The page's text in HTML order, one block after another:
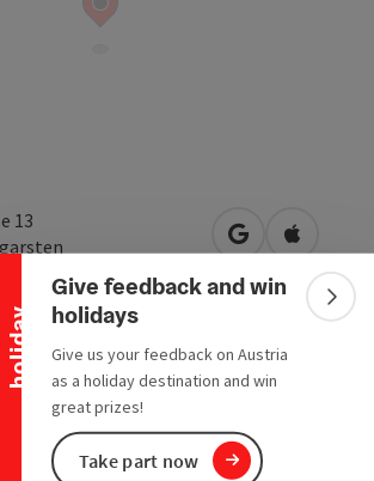
y
Collapse banner
Give feedback and win
holidays
Give us your feedback on Austria
as a holiday destination and win
great prizes!
Take part now
13
open inOpen in